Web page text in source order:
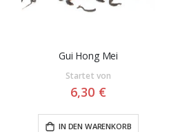
Gui Hong Mei
Startet von
6,30 €
IN DEN WARENKORB